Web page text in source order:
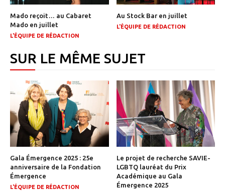
Mado reçoit… au Cabaret
Mado en juillet
L'ÉQUIPE DE RÉDACTION
Au Stock Bar en juillet
L'ÉQUIPE DE RÉDACTION
SUR LE MÊME SUJET
Gala Émergence 2025 : 25e
anniversaire de la Fondation
Émergence
L'ÉQUIPE DE RÉDACTION
Le projet de recherche SAVIE-
LGBTQ lauréat du Prix
Académique au Gala
Émergence 2025